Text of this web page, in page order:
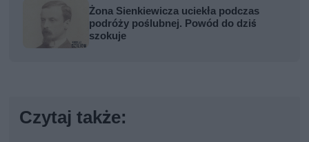
Żona Sienkiewicza uciekła podczas
podróży poślubnej. Powód do dziś
szokuje
Czytaj także: